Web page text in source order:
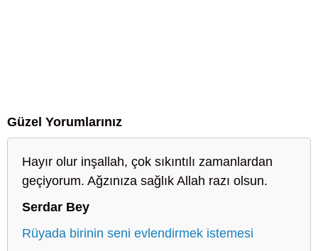
Güzel Yorumlarınız
Hayır olur inşallah, çok sıkıntılı zamanlardan
geçiyorum. Ağzınıza sağlık Allah razı olsun.
Serdar Bey
Rüyada birinin seni evlendirmek istemesi